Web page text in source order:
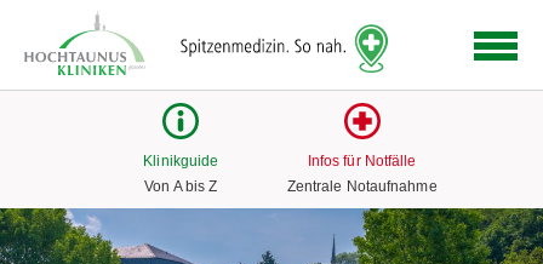
Link
zur
Startseite
Klinikguide
Von A bis Z
Infos für Notfälle
Zentrale Notaufnahme